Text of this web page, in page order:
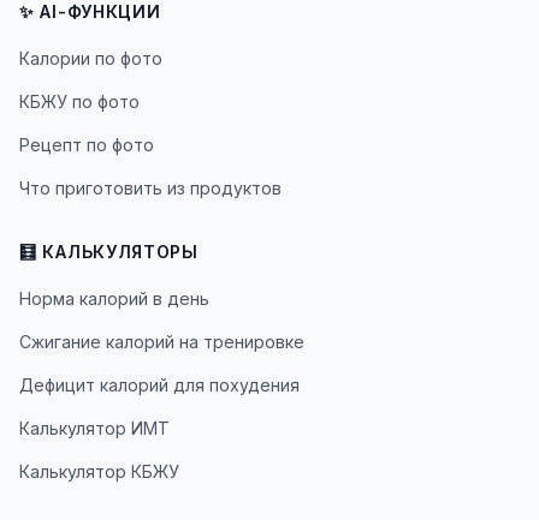
✨ AI-ФУНКЦИИ
Калории по фото
КБЖУ по фото
Рецепт по фото
Что приготовить из продуктов
🧮 КАЛЬКУЛЯТОРЫ
Норма калорий в день
Сжигание калорий на тренировке
Дефицит калорий для похудения
Калькулятор ИМТ
Калькулятор КБЖУ